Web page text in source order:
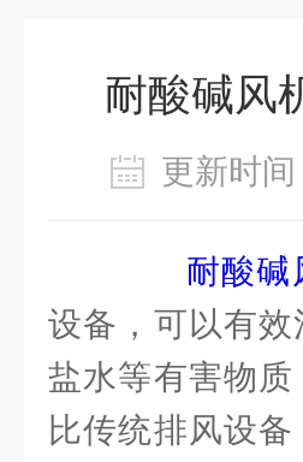
耐酸碱风
更新时
耐酸碱
设备，可以有
盐水等有害物
比传统排风设